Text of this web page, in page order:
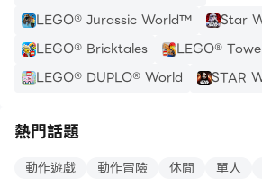
LEGO® Jurassic World™
Star
LEGO® Bricktales
LEGO®
LEGO® DUPLO® World
STAR
熱門話題
動作遊戲 動作冒險 休閒 單人